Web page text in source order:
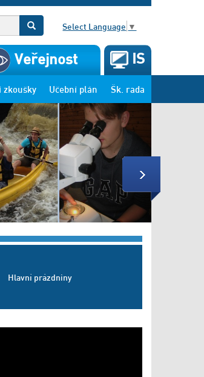
Select Language ▼
Veřejnost IS
zkoušky Učební plán Šk. rada
Next
Hlavní prázdniny